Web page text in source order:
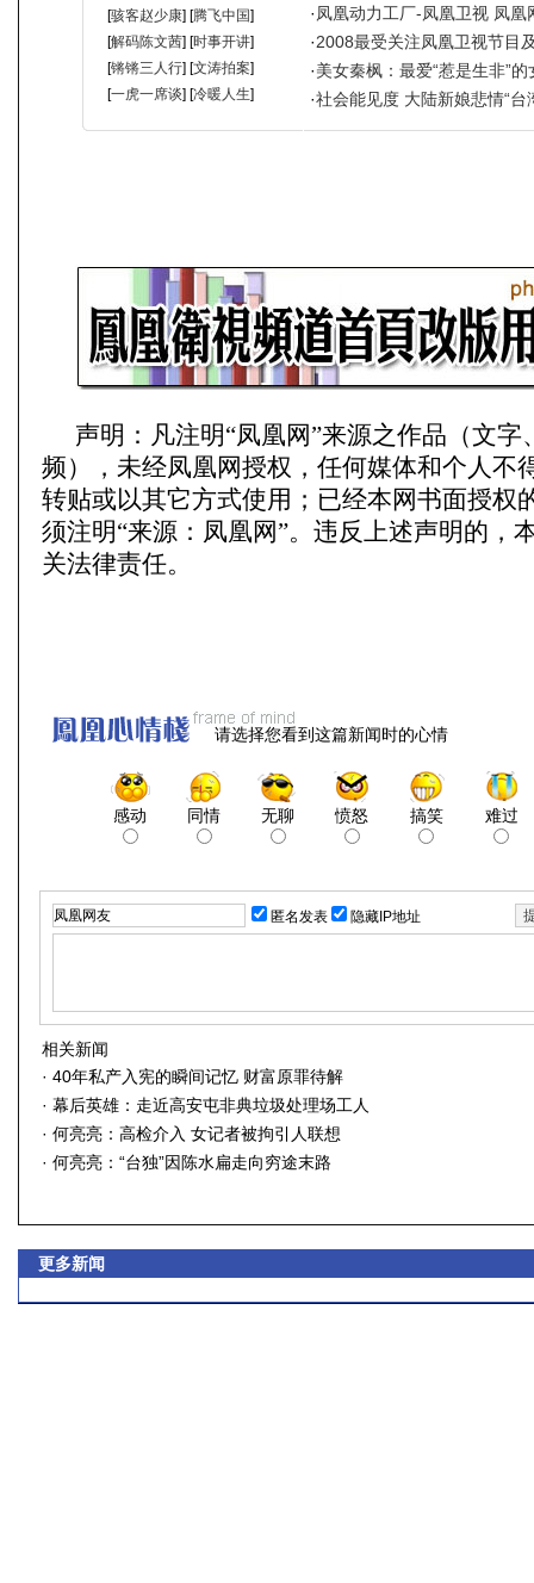
声明：凡注明“凤凰网”来源之作品（文字
频），未经凤凰网授权，任何媒体和个人不
转贴或以其它方式使用；已经本网书面授权
须注明“来源：凤凰网”。违反上述声明的，
关法律责任。
请选择您看到这篇新闻时的心情
感动 同情 无聊 愤怒 搞笑 难过
匿名发表 隐藏IP地址
相关新闻
· 40年私产入宪的瞬间记忆 财富原罪待解
· 幕后英雄：走近高安屯非典垃圾处理场工人
· 何亮亮：高检介入 女记者被拘引人联想
· 何亮亮：“台独”因陈水扁走向穷途末路
更多新闻